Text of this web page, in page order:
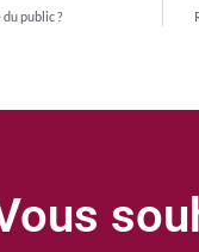
public ?